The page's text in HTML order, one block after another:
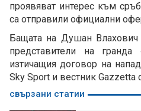
проявяват интерес към
са отправили официални
Бащата на Душан
представители на
изтичащия договор на
Sky Sport и вестник Gazzetta
свързани статии